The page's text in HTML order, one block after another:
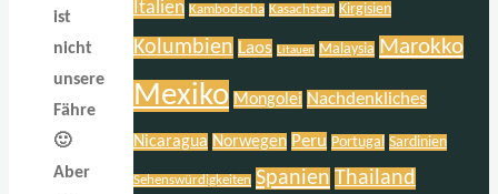
ist
nicht
unsere
Fähre
🙂
Aber
Italien Kambodscha Kasachstan Kirgisien
Kolumbien Laos Litauen Malaysia Marokko
Mexiko Mongolei Nachdenkliches
Nicaragua Norwegen Peru Portugal Sardinien
Sehenswürdigkeiten Spanien Thailand